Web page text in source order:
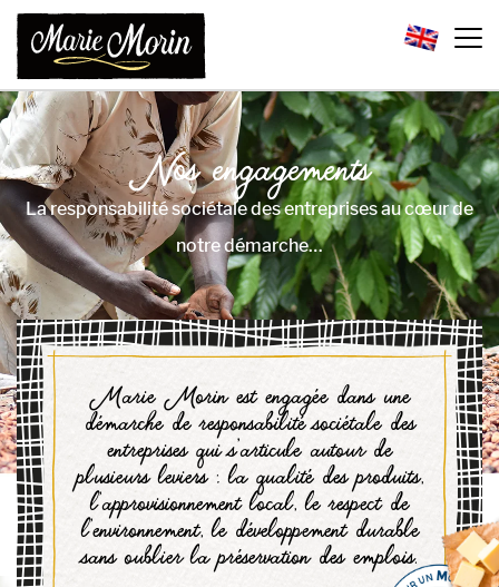
Nos engagements
La responsabilité sociétale des entreprises au cœur de
notre démarche…
Marie Morin est engagée dans une
démarche de responsabilité sociétale des
entreprises qui s’articule autour de
plusieurs leviers : la qualité des produits,
l’approvisionnement local, le respect de
l’environnement, le développement durable
sans oublier la préservation des emplois.